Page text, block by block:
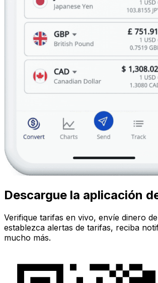
Descargue la aplicación
Verifique tarifas en vivo, envíe dinero
establezca alertas de tarifas, reciba
mucho más.